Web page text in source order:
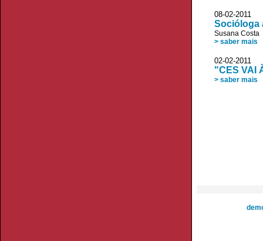
08-02-2011
Socióloga
Susana Costa
> saber mais
02-02-2011
"CES VAI
> saber mais